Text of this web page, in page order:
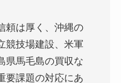
頼は厚く、沖縄の
競技場建設、米軍
県馬毛島の買収な
要課題の対応にあ